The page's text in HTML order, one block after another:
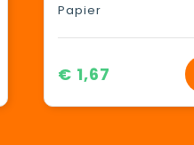
Papier
€ 1,67